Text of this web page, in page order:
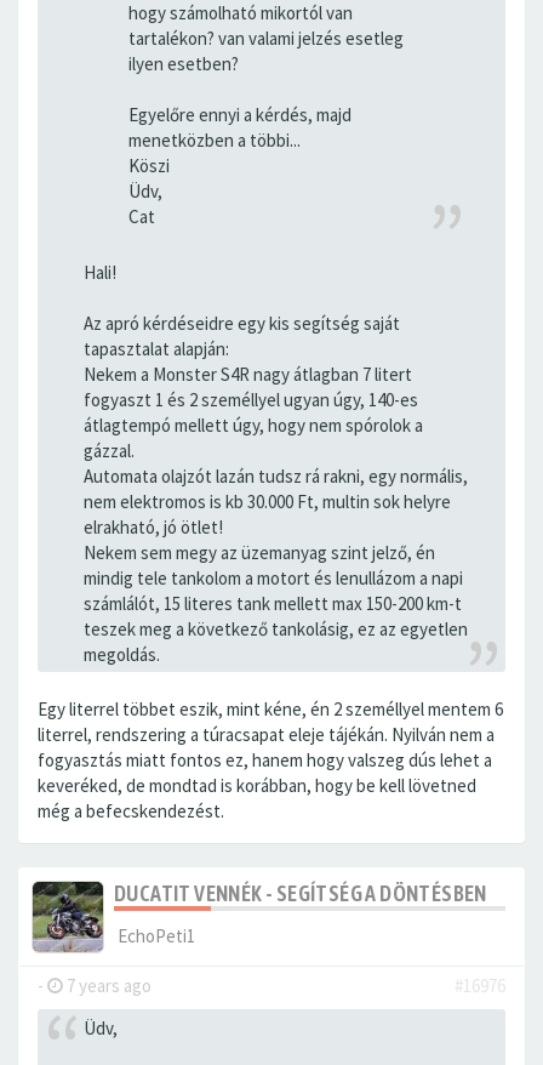
hogy számolható mikortól van
tartalékon? van valami jelzés esetleg
ilyen esetben?
Egyelőre ennyi a kérdés, majd
menetközben a többi...
Köszi
Üdv,
Cat
Hali!
Az apró kérdéseidre egy kis segítség saját
tapasztalat alapján:
Nekem a Monster S4R nagy átlagban 7 litert
fogyaszt 1 és 2 személlyel ugyan úgy, 140-es
átlagtempó mellett úgy, hogy nem spórolok a
gázzal.
Automata olajzót lazán tudsz rá rakni, egy normális,
nem elektromos is kb 30.000 Ft, multin sok helyre
elrakható, jó ötlet!
Nekem sem megy az üzemanyag szint jelző, én
mindig tele tankolom a motort és lenullázom a napi
számlálót, 15 literes tank mellett max 150-200 km-t
teszek meg a következő tankolásig, ez az egyetlen
megoldás.
Egy literrel többet eszik, mint kéne, én 2 személlyel mentem 6
literrel, rendszering a túracsapat eleje tájékán. Nyilván nem a
fogyasztás miatt fontos ez, hanem hogy valszeg dús lehet a
keveréked, de mondtad is korábban, hogy be kell lövetned
még a befecskendezést.
DUCATIT VENNÉK - SEGÍTSÉG A DÖNTÉSBEN
EchoPeti1
- 7 years ago
#16976
Üdv,